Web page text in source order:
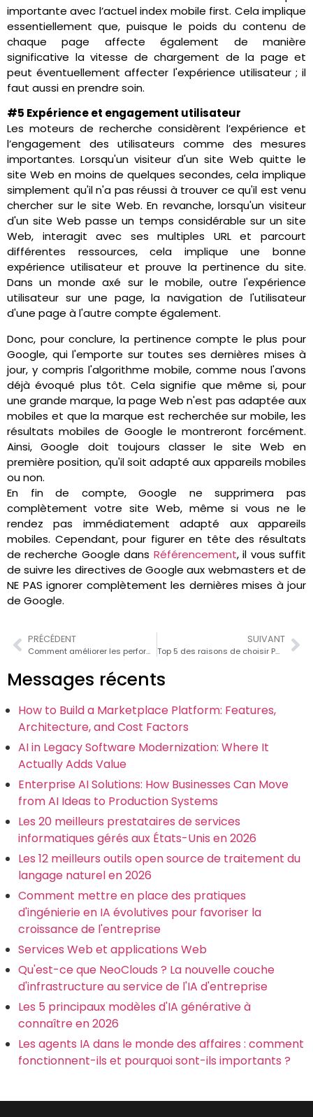
importante avec l’actuel index mobile first. Cela implique
essentiellement que, puisque le poids du contenu de
chaque page affecte également de manière
significative la vitesse de chargement de la page et
peut éventuellement affecter l'expérience utilisateur ; il
faut aussi en prendre soin.
#5 Expérience et engagement utilisateur
Les moteurs de recherche considèrent l’expérience et
l’engagement des utilisateurs comme des mesures
importantes. Lorsqu'un visiteur d'un site Web quitte le
site Web en moins de quelques secondes, cela implique
simplement qu'il n'a pas réussi à trouver ce qu'il est venu
chercher sur le site Web. En revanche, lorsqu'un visiteur
d'un site Web passe un temps considérable sur un site
Web, interagit avec ses multiples URL et parcourt
différentes ressources, cela implique une bonne
expérience utilisateur et prouve la pertinence du site.
Dans un monde axé sur le mobile, outre l'expérience
utilisateur sur une page, la navigation de l'utilisateur
d'une page à l'autre compte également.
Donc, pour conclure, la pertinence compte le plus pour
Google, qui l'emporte sur toutes ses dernières mises à
jour, y compris l'algorithme mobile, comme nous l'avons
déjà évoqué plus tôt. Cela signifie que même si, pour
une grande marque, la page Web n'est pas adaptée aux
mobiles et que la marque est recherchée sur mobile, les
résultats mobiles de Google le montreront forcément.
Ainsi, Google doit toujours classer le site Web en
première position, qu'il soit adapté aux appareils mobiles
ou non.
En fin de compte, Google ne supprimera pas
complètement votre site Web, même si vous ne le
rendez pas immédiatement adapté aux appareils
mobiles. Cependant, pour figurer en tête des résultats
de recherche Google dans Référencement, il vous suffit
de suivre les directives de Google aux webmasters et de
NE PAS ignorer complètement les dernières mises à jour
de Google.
PRÉCÉDENT
Comment améliorer les performances Web PHP
SUIVANT
Top 5 des raisons de choisir PHP pour le développement web en 2017
Messages récents
How to Build a Marketplace Platform: Features,
Architecture, and Cost Factors
AI in Legacy Software Modernization: Where It
Actually Adds Value
Enterprise AI Solutions: How Businesses Can Move
from AI Ideas to Production Systems
Les 20 meilleurs prestataires de services
informatiques gérés aux États-Unis en 2026
Les 12 meilleurs outils open source de traitement du
langage naturel en 2026
Comment mettre en place des pratiques
d'ingénierie en IA évolutives pour favoriser la
croissance de l'entreprise
Services Web et applications Web
Qu'est-ce que NeoClouds ? La nouvelle couche
d'infrastructure au service de l'IA d'entreprise
Les 5 principaux modèles d'IA générative à
connaître en 2026
Les agents IA dans le monde des affaires : comment
fonctionnent-ils et pourquoi sont-ils importants ?